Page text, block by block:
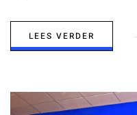
LEES VERDER